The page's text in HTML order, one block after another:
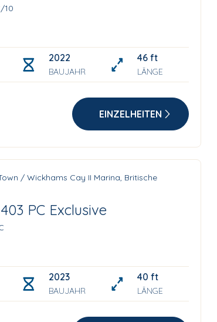
10
2022
BAUJAHR
46 ft
LÄNGE
EINZELHEITEN
/ Wickhams Cay II Marina, Britische
PC Exclusive
2023
BAUJAHR
40 ft
LÄNGE